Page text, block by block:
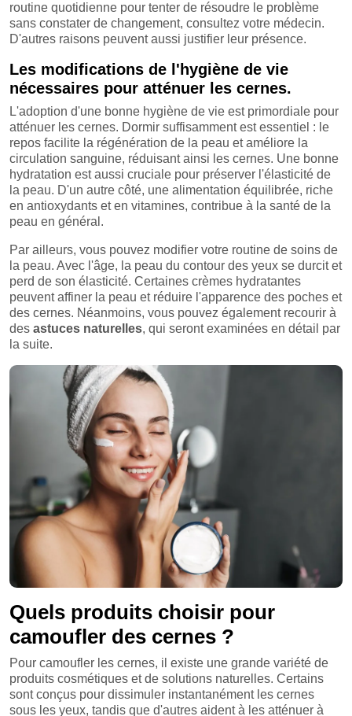
routine quotidienne pour tenter de résoudre le problème
sans constater de changement, consultez votre médecin.
D'autres raisons peuvent aussi justifier leur présence.
Les modifications de l'hygiène de vie
nécessaires pour atténuer les cernes.
L'adoption d'une bonne hygiène de vie est primordiale pour
atténuer les cernes. Dormir suffisamment est essentiel : le
repos facilite la régénération de la peau et améliore la
circulation sanguine, réduisant ainsi les cernes. Une bonne
hydratation est aussi cruciale pour préserver l'élasticité de
la peau. D'un autre côté, une alimentation équilibrée, riche
en antioxydants et en vitamines, contribue à la santé de la
peau en général.
Par ailleurs, vous pouvez modifier votre routine de soins de
la peau. Avec l'âge, la peau du contour des yeux se durcit et
perd de son élasticité. Certaines crèmes hydratantes
peuvent affiner la peau et réduire l'apparence des poches et
des cernes. Néanmoins, vous pouvez également recourir à
des astuces naturelles, qui seront examinées en détail par
la suite.
Quels produits choisir pour
camoufler des cernes ?
Pour camoufler les cernes, il existe une grande variété de
produits cosmétiques et de solutions naturelles. Certains
sont conçus pour dissimuler instantanément les cernes
sous les yeux, tandis que d'autres aident à les atténuer à